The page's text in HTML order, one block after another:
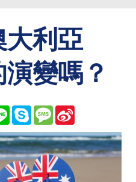
利亞
變嗎？
L
n
e
S
y
p
e
M
e
s
s
a
g
e
n
a
W
e
b